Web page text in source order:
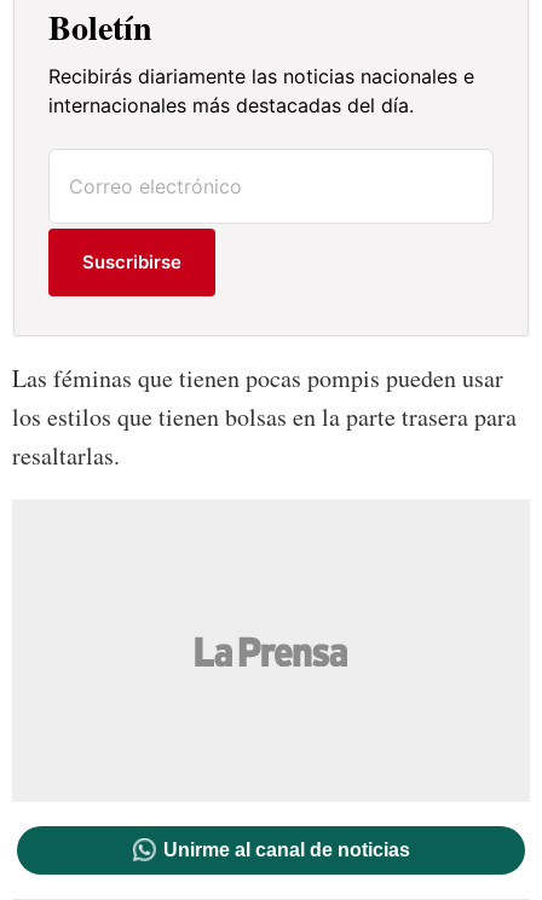
Boletín
Recibirás diariamente las noticias nacionales e
internacionales más destacadas del día.
Suscribirse
Las féminas que tienen pocas pompis pueden usar
los estilos que tienen bolsas en la parte trasera para
resaltarlas.
Unirme al canal de noticias